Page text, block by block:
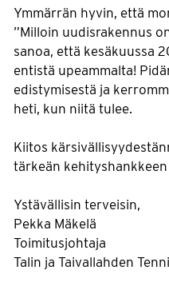
Ymmärrän hyvin, että
”Milloin uudisrakennus
sanoa, että kesäkuussa
entistä upeammalta!
edistymisestä ja
heti, kun niitä tulee.
Kiitos
tärkeän kehityshankkeen
Ystävällisin terveisin,
Pekka Mäkelä
Toimitusjohtaja
Talin ja Taivallahden